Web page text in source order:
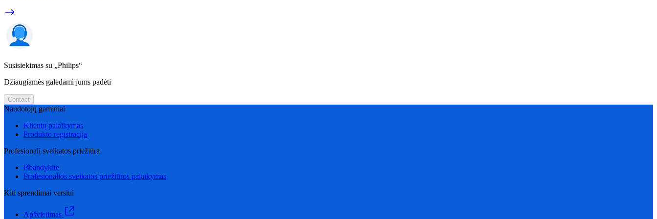
Susisiekimas su „Philips“
Džiaugiamės galėdami jums padėti
Contact
Naudotojų gaminiai
Klientų palaikymas
Produkto registracija
Profesionali sveikatos priežiūra
Išbandykite
Profesionalios sveikatos priežiūros palaikymas
Kiti sprendimai verslui
Apšvietimas